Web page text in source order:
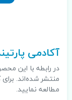
آکادمی
در رابطه با این
منتشر شده‌اند.
مطالعه نمایید.